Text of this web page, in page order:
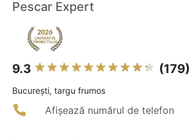
Pescar Expert
9.3 (179)
Bucureşti, targu frumos
Afișează numărul de telefon